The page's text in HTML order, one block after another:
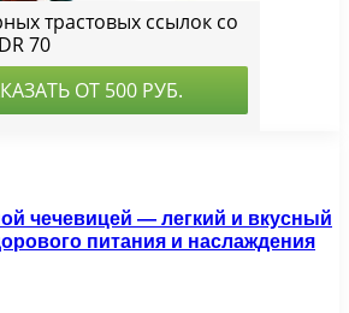
чечевицей — легкий и вкусный
питания и наслаждения